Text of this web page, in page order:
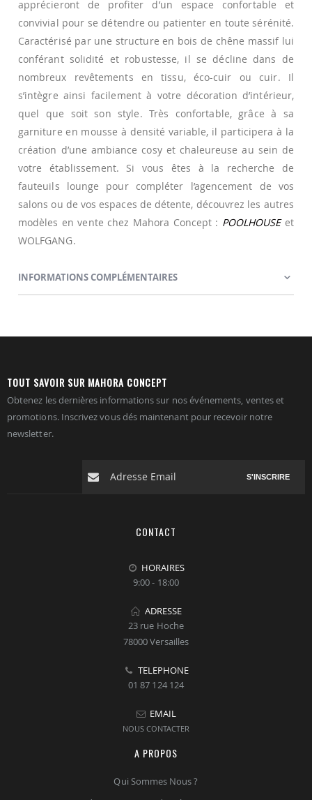
apprécieront de profiter d’un espace confortable et
convivial pour se détendre ou patienter en toute sérénité.
Caractérisé par une structure en bois de chêne massif lui
conférant solidité et robustesse, il se décline dans de
nombreux revêtements en tissu, éco-cuir ou cuir. Il
s’intègre ainsi facilement à votre décoration d’intérieur,
quel que soit son style. Très confortable, grâce à sa
garniture en mousse à densité variable, il participera à la
création d’une ambiance cosy et chaleureuse au sein de
votre établissement. Si vous êtes à la recherche de
fauteuils lounge pour compléter l’agencement de vos
salons ou de vos espaces de détente, découvrez les autres
modèles en vente chez Mahora Concept : POOLHOUSEet
WOLFGANG.
INFORMATIONS COMPLÉMENTAIRES
TOUT SAVOIR SUR MAHORA CONCEPT
Obtenez les dernières informations sur nos événements, ventes et
promotions. Inscrivez vous dés maintenant pour recevoir notre
newsletter.
S'INSCRIRE
CONTACT
HORAIRES
9:00 - 18:00
ADRESSE
23 rue Hoche
78000 Versailles
TELEPHONE
01 87 124 124
EMAIL
NOUS CONTACTER
A PROPOS
Qui Sommes Nous ?